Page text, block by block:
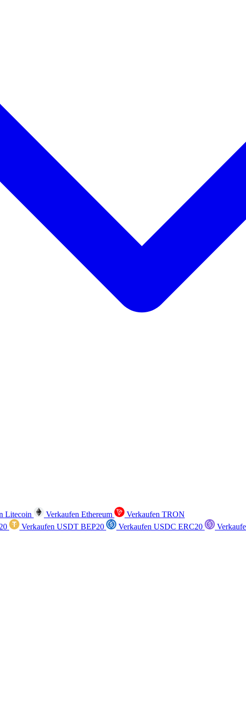
Litecoin Verkaufen Ethereum
Verkaufen TRON
Verkaufen USDT BEP20 Verkaufen USDC ERC20